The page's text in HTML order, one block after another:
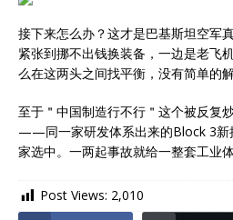
接下来怎么办？这才是巴基斯坦空军
紧张到挪不出钱换装备，一边是老飞
么在这两头之间找平衡，没有简单的解
至于＂中国制造行不行＂这个被反复
——同一家研发体系出来的Block 3新
家选中。一两起事故就给一整套工业
Post Views: 2,010